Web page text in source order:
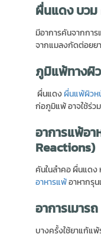
ผื่นแดง บวม
มีอาการคันจากกา
จากแมลงกัดต่อยย
ภูมิแพ้ทางผิ
ผื่นแดงผื่นแพ้ผิวห
ก่อภูมิแพ้ อาจใช้ร่ว
อาการแพ้อ
Reactions)
คันในลำคอ ผื่นแด
อาหารแพ้อาหากรุ
อาการเมารถ
บางครั้งใช้ยาแก้แพ้